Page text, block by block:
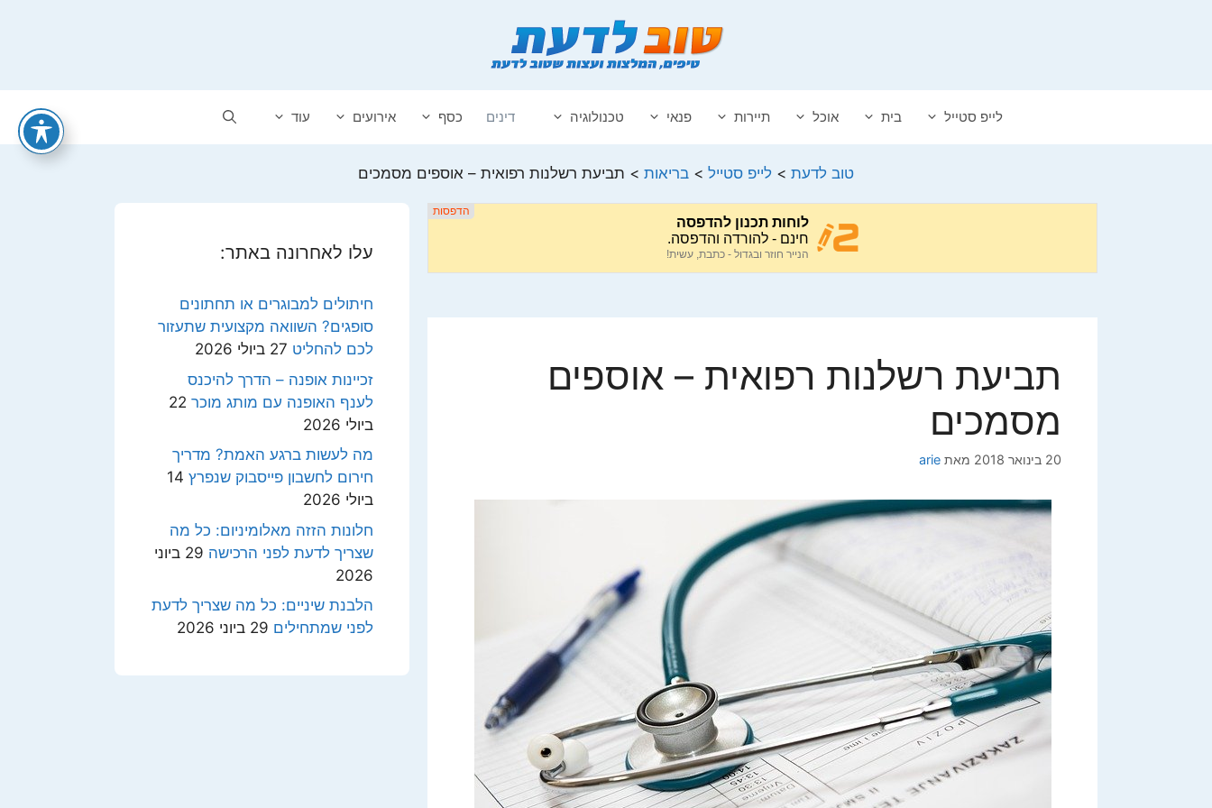
לייפ סטייל בית אוכל תיירות פנאי טכנולוגיה דינים כסף אירועים עוד
טוב לדעת > לייפ סטייל > בריאות > תביעת רשלנות רפואית – אוספים מסמכים
תביעת רשלנות רפואית – אוספים
מסמכים
20 בינואר 2018 מאת arie
עלו לאחרונה באתר:
חיתולים למבוגרים או תחתונים
סופגים? השוואה מקצועית שתעזור
לכם להחליט 27 ביולי 2026
זכיינות אופנה – הדרך להיכנס
לענף האופנה עם מותג מוכר 22
ביולי 2026
מה לעשות ברגע האמת? מדריך
חירום לחשבון פייסבוק שנפרץ 14
ביולי 2026
חלונות הזזה מאלומיניום: כל מה
שצריך לדעת לפני הרכישה
29 ביוני
2026
הלבנת שיניים: כל מה שצריך לדעת
לפני שמתחילים 29 ביוני 2026